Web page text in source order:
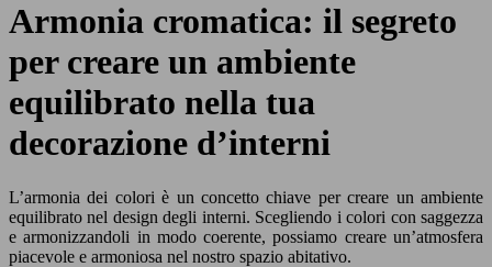
Armonia cromatica: il segreto
per creare un ambiente
equilibrato nella tua
decorazione d’interni
L’armonia dei colori è un concetto chiave per creare un ambiente
equilibrato nel design degli interni. Scegliendo i colori con saggezza
e armonizzandoli in modo coerente, possiamo creare un’atmosfera
piacevole e armoniosa nel nostro spazio abitativo.